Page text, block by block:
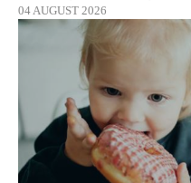
04 AUGUST 2026